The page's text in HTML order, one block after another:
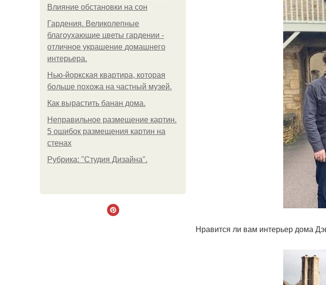
Влияние обстановки на сон
Гардения. Великолепные
благоухающие цветы гардении -
отличное украшение домашнего
интерьера.
Нью-йоркская квартира, которая
больше похожа на частный музей.
Как вырастить банан дома.
Неправильное размещение картин.
5 ошибок размещения картин на
стенах
Рубрика: "Студия Дизайна".
Нравится ли вам интерьер дома